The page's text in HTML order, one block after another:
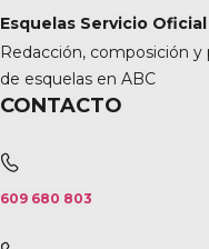
Esquelas Servicio Oficial
Redacción, composición y
de esquelas en ABC
CONTACTO
609 680 803